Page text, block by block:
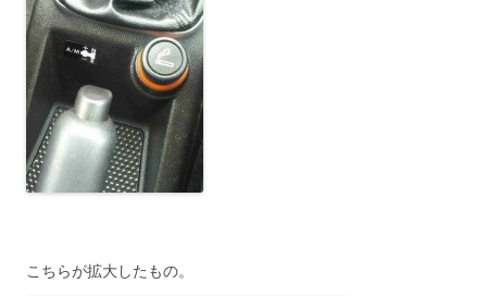
こちらが拡大したもの。